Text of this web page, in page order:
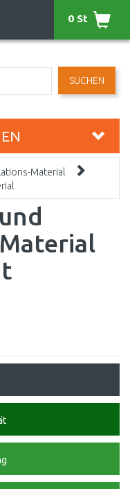
SUCHEN
0 St
Material